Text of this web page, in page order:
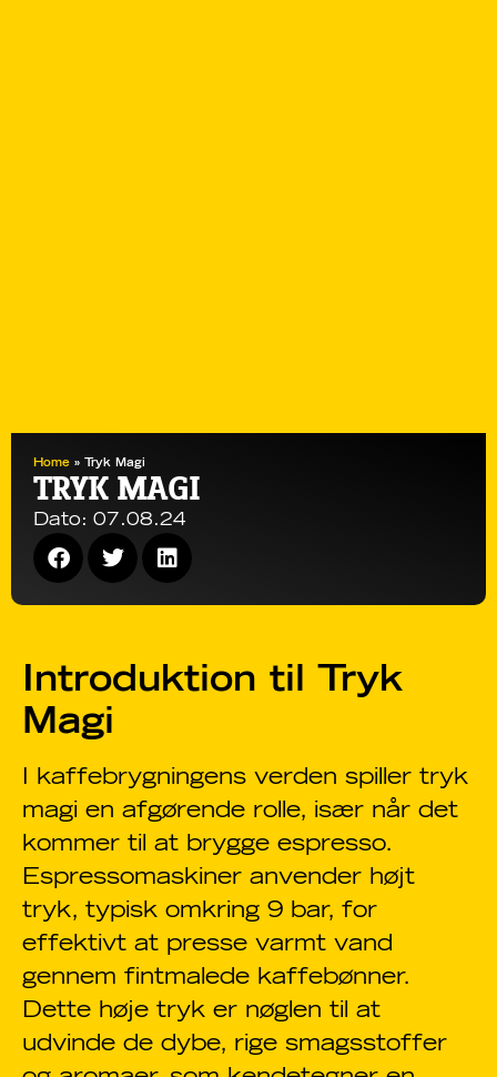
Home » Tryk Magi
TRYK MAGI
Dato: 07.08.24
Introduktion til Tryk
Magi
I kaffebrygningens verden spiller tryk
magi en afgørende rolle, især når det
kommer til at brygge espresso.
Espressomaskiner anvender højt
tryk, typisk omkring 9 bar, for
effektivt at presse varmt vand
gennem fintmalede kaffebønner.
Dette høje tryk er nøglen til at
udvinde de dybe, rige smagsstoffer